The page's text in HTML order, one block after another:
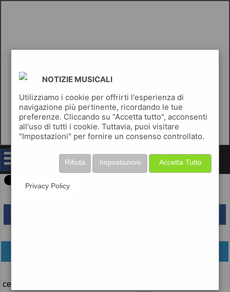
notizie musicali
cerca
NOTIZIE MUSICALI
Utilizziamo i cookie per offrirti l'esperienza di
navigazione più pertinente, ricordando le tue
preferenze. Cliccando su "Accetta tutto", acconsenti
all'uso di tutti i cookie. Tuttavia, puoi visitare
"Impostazioni" per fornire un consenso controllato.
Accetta Tutto
Impostazioni
Rifiuta
Privacy Policy